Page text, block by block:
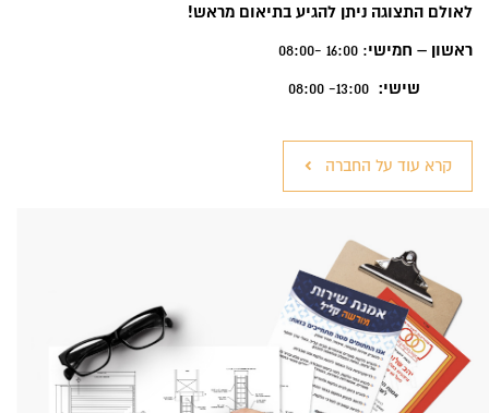
לאולם התצוגה ניתן להגיע בתיאום מראש!
ראשון – חמישי: 16:00 -08:00
שישי:
קרא עוד על החברה